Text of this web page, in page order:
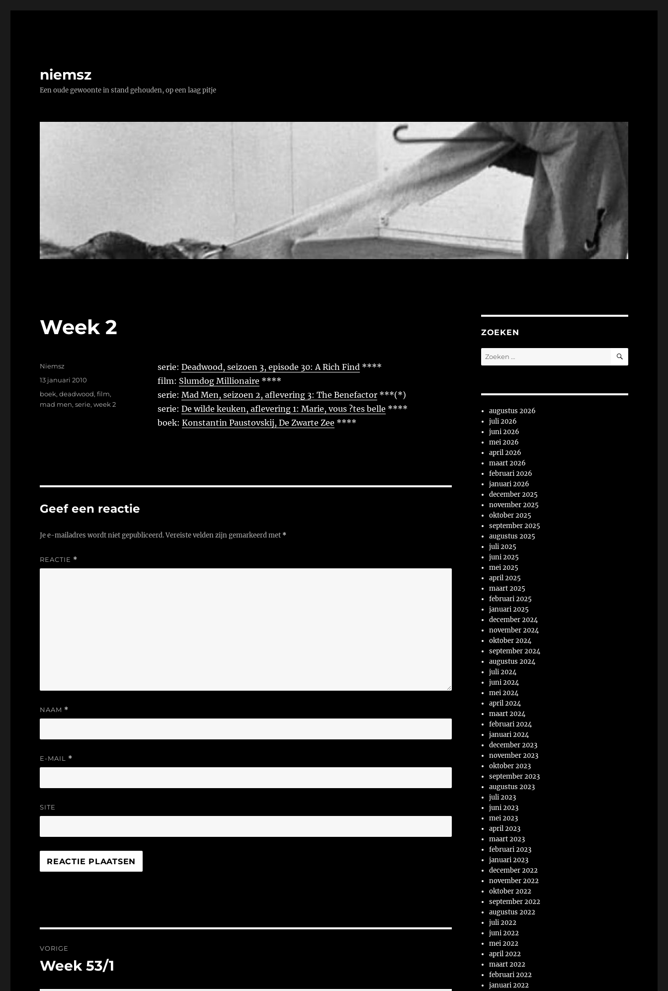
niemsz
Een oude gewoonte in stand gehouden, op een laag pitje
Week 2
serie: Deadwood, seizoen 3, episode 30: A Rich Find****
film: Slumdog Millionaire ****
serie: Mad Men, seizoen 2, aflevering 3: The Benefactor***(*)
serie: De wilde keuken, aflevering 1: Marie, vous ?tes belle ****
boek: Konstantin Paustovskij, De Zwarte Zee ****
Auteur
Niemsz
Geplaatst
op
13 januari 2010
Tags
boek,deadwood,film,
mad men,serie,week 2
Geef een reactie
Je e-mailadres wordt niet gepubliceerd.Vereiste velden zijn gemarkeerd met *
REACTIE *
NAAM *
E-MAIL *
SITE
navigatie
VORIGE
Vorig
Week 53/1
ZOEKEN
Zoeken
naar:
ZOEKEN
augustus 2026
juli 2026
juni 2026
mei 2026
april 2026
maart 2026
februari 2026
januari 2026
december 2025
november 2025
oktober 2025
september 2025
augustus 2025
juli 2025
juni 2025
mei 2025
april 2025
maart 2025
februari 2025
januari 2025
december 2024
november 2024
oktober 2024
september 2024
augustus 2024
juli 2024
juni 2024
mei 2024
april 2024
maart 2024
februari 2024
januari 2024
december 2023
november 2023
oktober 2023
september 2023
augustus 2023
juli 2023
juni 2023
mei 2023
april 2023
maart 2023
februari 2023
januari 2023
december 2022
november 2022
oktober 2022
september 2022
augustus 2022
juli 2022
juni 2022
mei 2022
april 2022
maart 2022
februari 2022
januari 2022